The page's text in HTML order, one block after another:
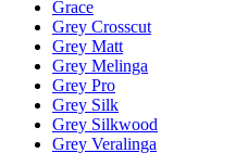
Grace
Grey Crosscut
Grey Matt
Grey Melinga
Grey Pro
Grey Silk
Grey Silkwood
Grey Veralinga